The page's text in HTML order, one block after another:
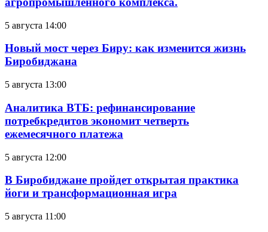
5 августа 14:00
Новый мост через Биру: как изменится жизнь
Биробиджана
5 августа 13:00
Аналитика ВТБ: рефинансирование
потребкредитов экономит четверть
ежемесячного платежа
5 августа 12:00
В Биробиджане пройдет открытая практика
йоги и трансформационная игра
5 августа 11:00